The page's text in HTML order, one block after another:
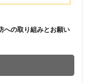
への取り組みとお願い